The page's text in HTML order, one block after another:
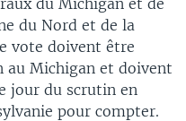
du Nord et de la
vote doivent être
au Michigan et doivent
jour du scrutin en
pour compter.